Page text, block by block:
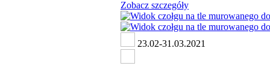
Zobacz szczegóły
23.02-31.03.2021